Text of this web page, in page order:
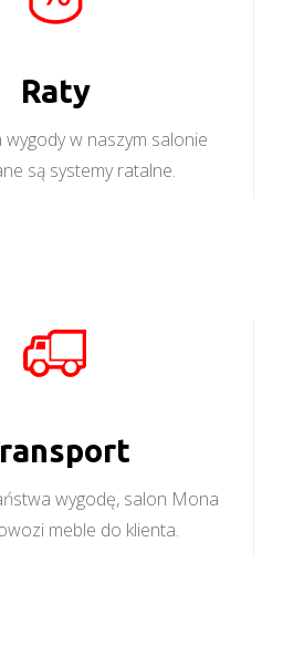
Raty
wygody w naszym salonie
są systemy ratalne.
wygodę, salon Mona
meble do klienta.